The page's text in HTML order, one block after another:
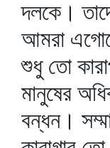
দলকে।
আমরা
শুধু তো
মানুষের
বন্ধন।